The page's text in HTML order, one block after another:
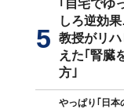
｢自宅でゆ
しろ逆効
教授がリ
えた｢腎臓
方｣
やっぱり｢日